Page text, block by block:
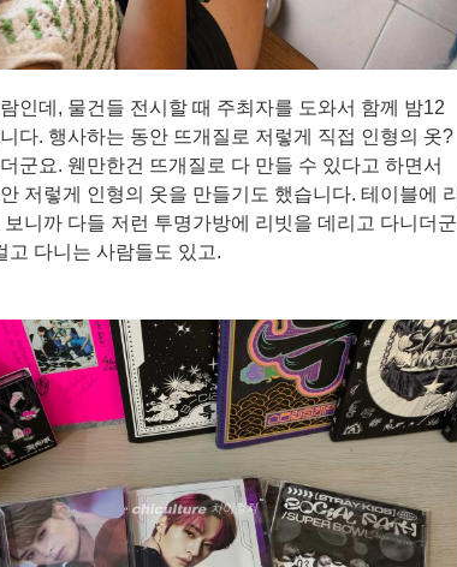
인데, 물건들 전시할 때 주최자를 도와서 함께 밤12
다. 행사하는 동안 뜨개질로 저렇게 직접 인형의 옷?
군요. 웬만한건 뜨개질로 다 만들 수 있다고 하면서
저렇게 인형의 옷을 만들기도 했습니다. 테이블에 리
니까 다들 저런 투명가방에 리빗을 데리고 다니더군
고 다니는 사람들도 있고.